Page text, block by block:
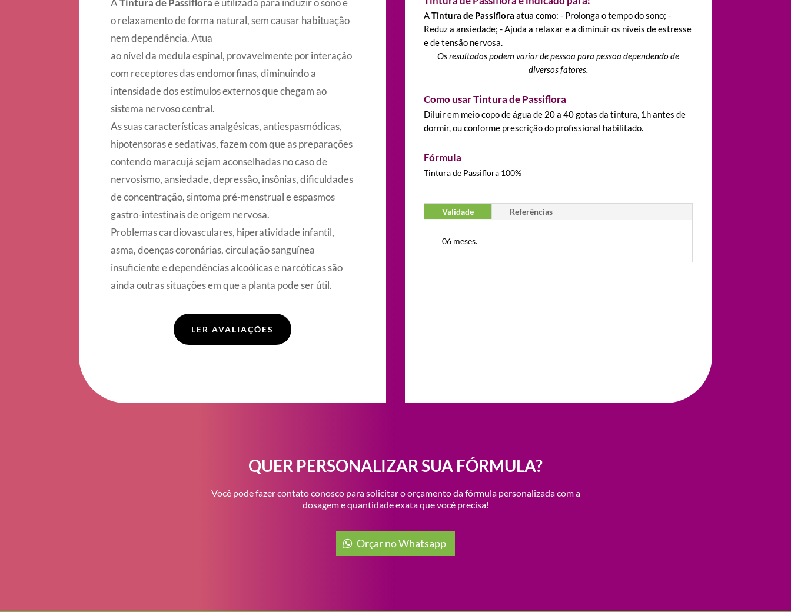
ATintura de Passifloraé utilizada para induzir o sono e
o relaxamento de forma natural, sem causar habituação
nem dependência. Atua
ao nível da medula espinal, provavelmente por interação
com receptores das endomorfinas, diminuindo a
intensidade dos estímulos externos que chegam ao
sistema nervoso central.
As suas características analgésicas, antiespasmódicas,
hipotensoras e sedativas, fazem com que as preparações
contendo maracujá sejam aconselhadas no caso de
nervosismo, ansiedade, depressão, insônias, dificuldades
de concentração, sintoma pré-menstrual e espasmos
gastro-intestinais de origem nervosa.
Problemas cardiovasculares, hiperatividade infantil,
asma, doenças coronárias, circulação sanguínea
insuficiente e dependências alcoólicas e narcóticas são
ainda outras situações em que a planta pode ser útil.
LER AVALIAÇÕES
ATintura de Passiflora atua como: - Prolonga o tempo do sono; -
Reduz a ansiedade; - Ajuda a relaxar e a diminuir os níveis de estresse
e de tensão nervosa.
Os resultados podem variar de pessoa para pessoa dependendo de
diversos fatores.
Como usar Tintura de Passiflora
Diluir em meio copo de água de 20 a 40 gotas da tintura, 1h antes de
dormir, ou conforme prescrição do profissional habilitado.
Fórmula
Tintura de Passiflora 100%
Validade Referências
06 meses.
QUER PERSONALIZAR SUA FÓRMULA?
Você pode fazer contato conosco para solicitar o orçamento da fórmula personalizada com a
dosagem e quantidade exata que você precisa!
Orçar no Whatsapp